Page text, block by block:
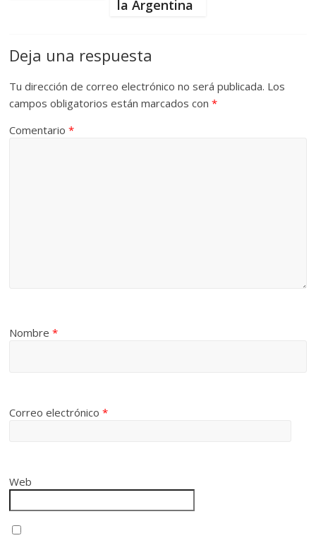
la Argentina
Deja una respuesta
Tu dirección de correo electrónico no será publicada. Los
campos obligatorios están marcados con*
Comentario*
Nombre*
Correo electrónico*
Web